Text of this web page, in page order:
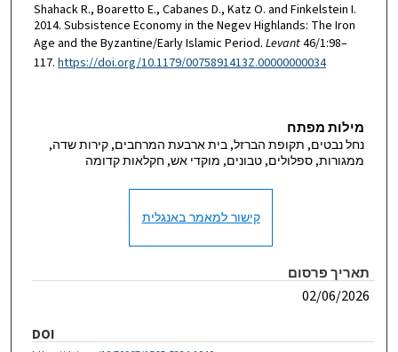
Shahack R., Boaretto E., Cabanes D., Katz O. and Finkelstein I.
2014. Subsistence Economy in the Negev Highlands: The Iron
Age and the Byzantine/Early Islamic Period. Levant46/1:98–
117. https://doi.org/10.1179/0075891413Z.00000000034
מילות מפתח
נחל נבטים, תקופת הברזל, בית ארבעת המרחבים, קירות שדה,
ממגורות, ספלולים, טבונים, מוקדי אש, חקלאות קדומה
קישור למאמר באנגלית
תאריך פרסום
02/06/2026
DOI